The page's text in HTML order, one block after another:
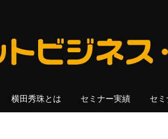
横田秀珠とは セミナー実績 セ